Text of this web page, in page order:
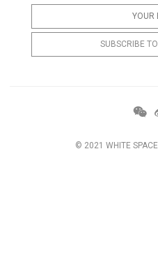
© 2021 WHITE SPACE